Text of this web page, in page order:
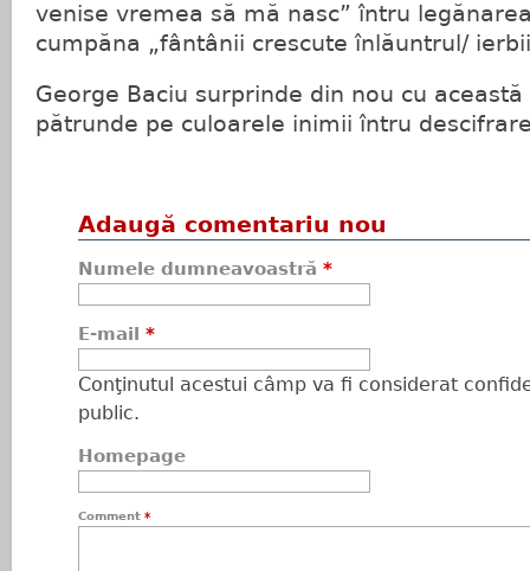
venise vremea să mă nasc” întru
cumpăna „fântânii crescute înlăuntrul/
George Baciu surprinde din nou cu
pătrunde pe culoarele inimii întru
Adaugă comentariu nou
Numele dumneavoastră *
E-mail *
Conţinutul acestui câmp va fi considerat
public.
Homepage
Comment *